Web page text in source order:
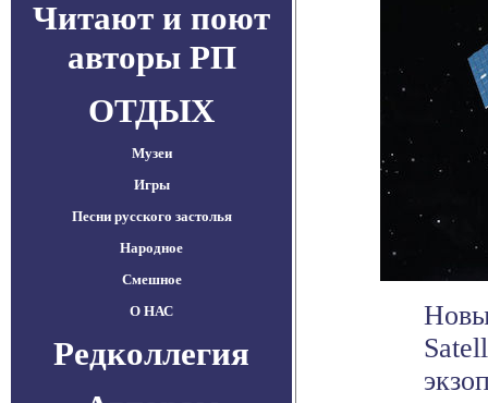
Читают и поют
авторы РП
ОТДЫХ
Музеи
Игры
Песни русского застолья
Народное
Смешное
О НАС
Редколлегия